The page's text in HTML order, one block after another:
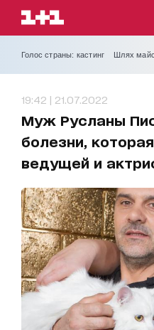
Голос страны: кастинг Шлях
19:42 | 21.07.2022
Муж Русланы
болезни,
ведущей и